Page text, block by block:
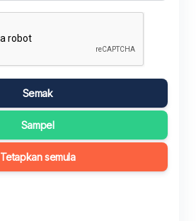
Semak
Sampel
Tetapkan semula